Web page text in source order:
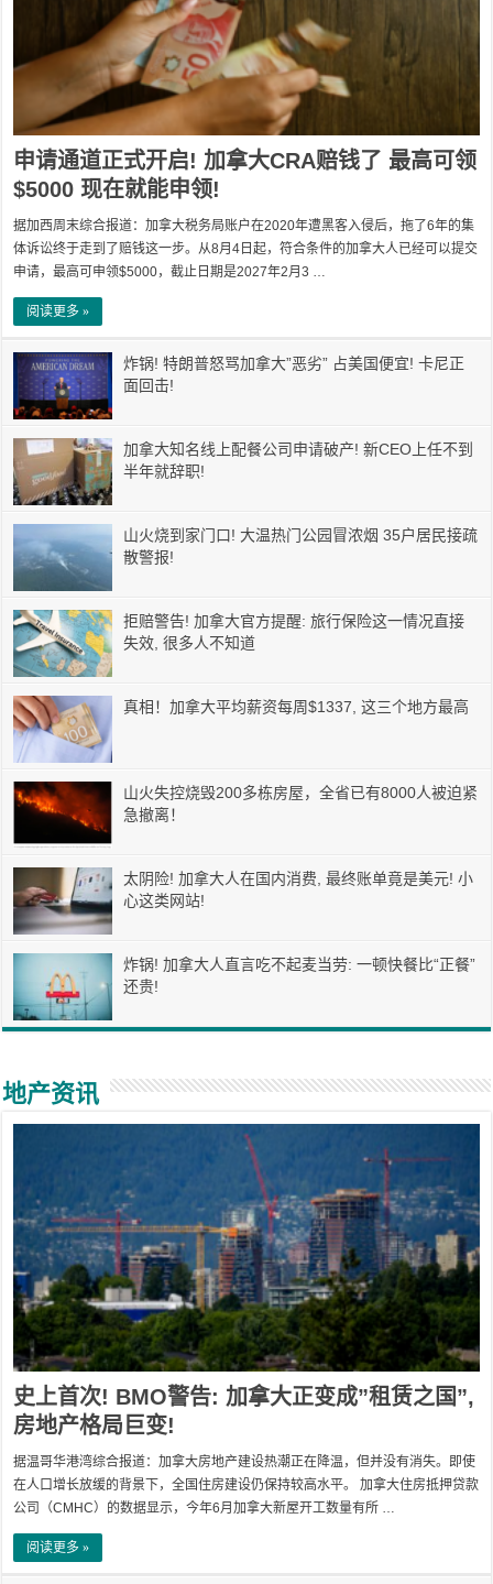
申请通道正式开启! 加拿大CRA赔钱了 最高可领
$5000 现在就能申领!
据加西周末综合报道：加拿大税务局账户在2020年遭黑客入侵后，拖了6年的集
体诉讼终于走到了赔钱这一步。从8月4日起，符合条件的加拿大人已经可以提交
申请，最高可申领$5000，截止日期是2027年2月3 …
阅读更多 »
炸锅! 特朗普怒骂加拿大”恶劣” 占美国便宜! 卡尼正
面回击!
加拿大知名线上配餐公司申请破产! 新CEO上任不到
半年就辞职!
山火烧到家门口! 大温热门公园冒浓烟 35户居民接疏
散警报!
拒赔警告! 加拿大官方提醒: 旅行保险这一情况直接
失效, 很多人不知道
真相！加拿大平均薪资每周$1337, 这三个地方最高
山火失控烧毁200多栋房屋，全省已有8000人被迫紧
急撤离！
太阴险! 加拿大人在国内消费, 最终账单竟是美元! 小
心这类网站!
炸锅! 加拿大人直言吃不起麦当劳: 一顿快餐比“正餐”
还贵!
地产资讯
史上首次! BMO警告: 加拿大正变成”租赁之国”,
房地产格局巨变!
据温哥华港湾综合报道：加拿大房地产建设热潮正在降温，但并没有消失。即使
在人口增长放缓的背景下，全国住房建设仍保持较高水平。 加拿大住房抵押贷款
公司（CMHC）的数据显示，今年6月加拿大新屋开工数量有所 …
阅读更多 »